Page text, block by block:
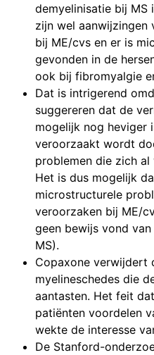
demyelinisatie bij MS
zijn wel aanwijzingen
bij ME/cvs en er is
gevonden in de
ook bij fibromyalgie
Dat is intrigerend
suggereren dat de
mogelijk nog heviger
veroorzaakt wordt
problemen die zich
Het is dus mogelijk
microstructurele
veroorzaken bij ME/
geen bewijs vond
MS).
Copaxone verwijdert
myelineschedes die
aantasten. Het feit
patiënten voordelen
wekte de interesse
De Stanford-